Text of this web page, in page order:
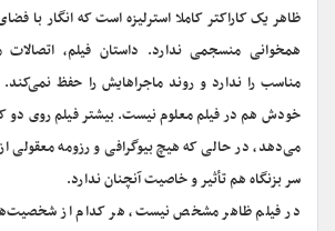
ظاهر یک کاراکتر کاملا استرلیزه است که انگار با
همخوانی منسجمی ندارد. داستان فیلم،
مناسب را ندارد و روند ماجراهایش را حفظ
خودش هم در فیلم معلوم نیست. بیشتر فیلم روی دو
می‌دهد، در حالی که هیچ بیوگرافی و رزومه معقولی
سر بزنگاه هم تأثیر و خاصیت آنچنان ندارد.
در فیلم ظاهر مشخص نیست، هر کدام از